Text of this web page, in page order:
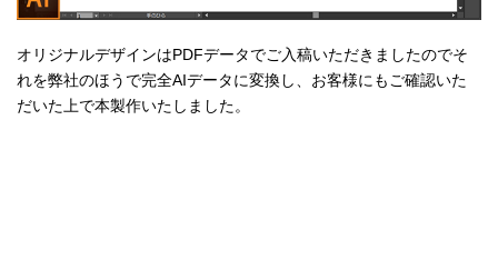
オリジナルデザインはPDFデータでご入稿いただきましたのでそ
れを弊社のほうで完全AIデータに変換し、お客様にもご確認いた
だいた上で本製作いたしました。